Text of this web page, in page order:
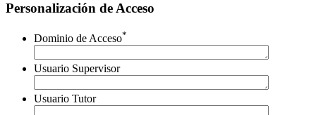
Personalización de Acceso
Dominio de Acceso*
Usuario Supervisor
Usuario Tutor